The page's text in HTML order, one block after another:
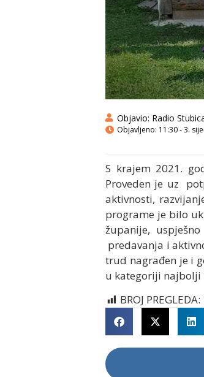
Objavio: Radio
Objavljeno: 11:30 - 3.
S krajem 2021.
Proveden je uz
aktivnosti,
programe je bilo
županije,
predavanja i
trud nagrađen je i
u kategoriji najbolji
BROJ PREGLEDA: